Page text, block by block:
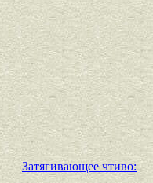
Затягивающее чтиво: